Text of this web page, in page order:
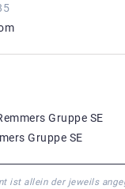
Gruppe SE
Gruppe SE
ist allein der jeweils